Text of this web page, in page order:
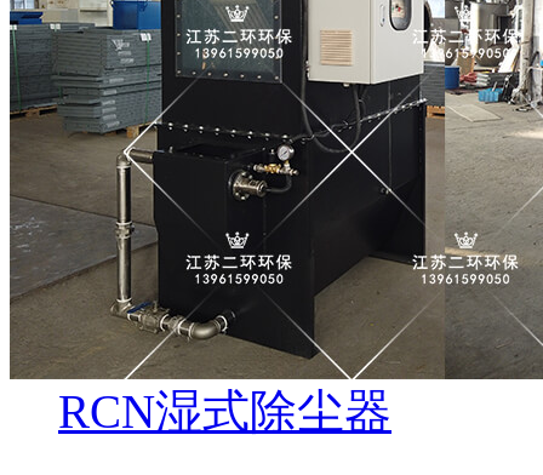
RCN湿式除尘器